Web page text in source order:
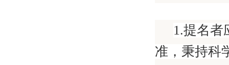
1.提名者
准，秉持科